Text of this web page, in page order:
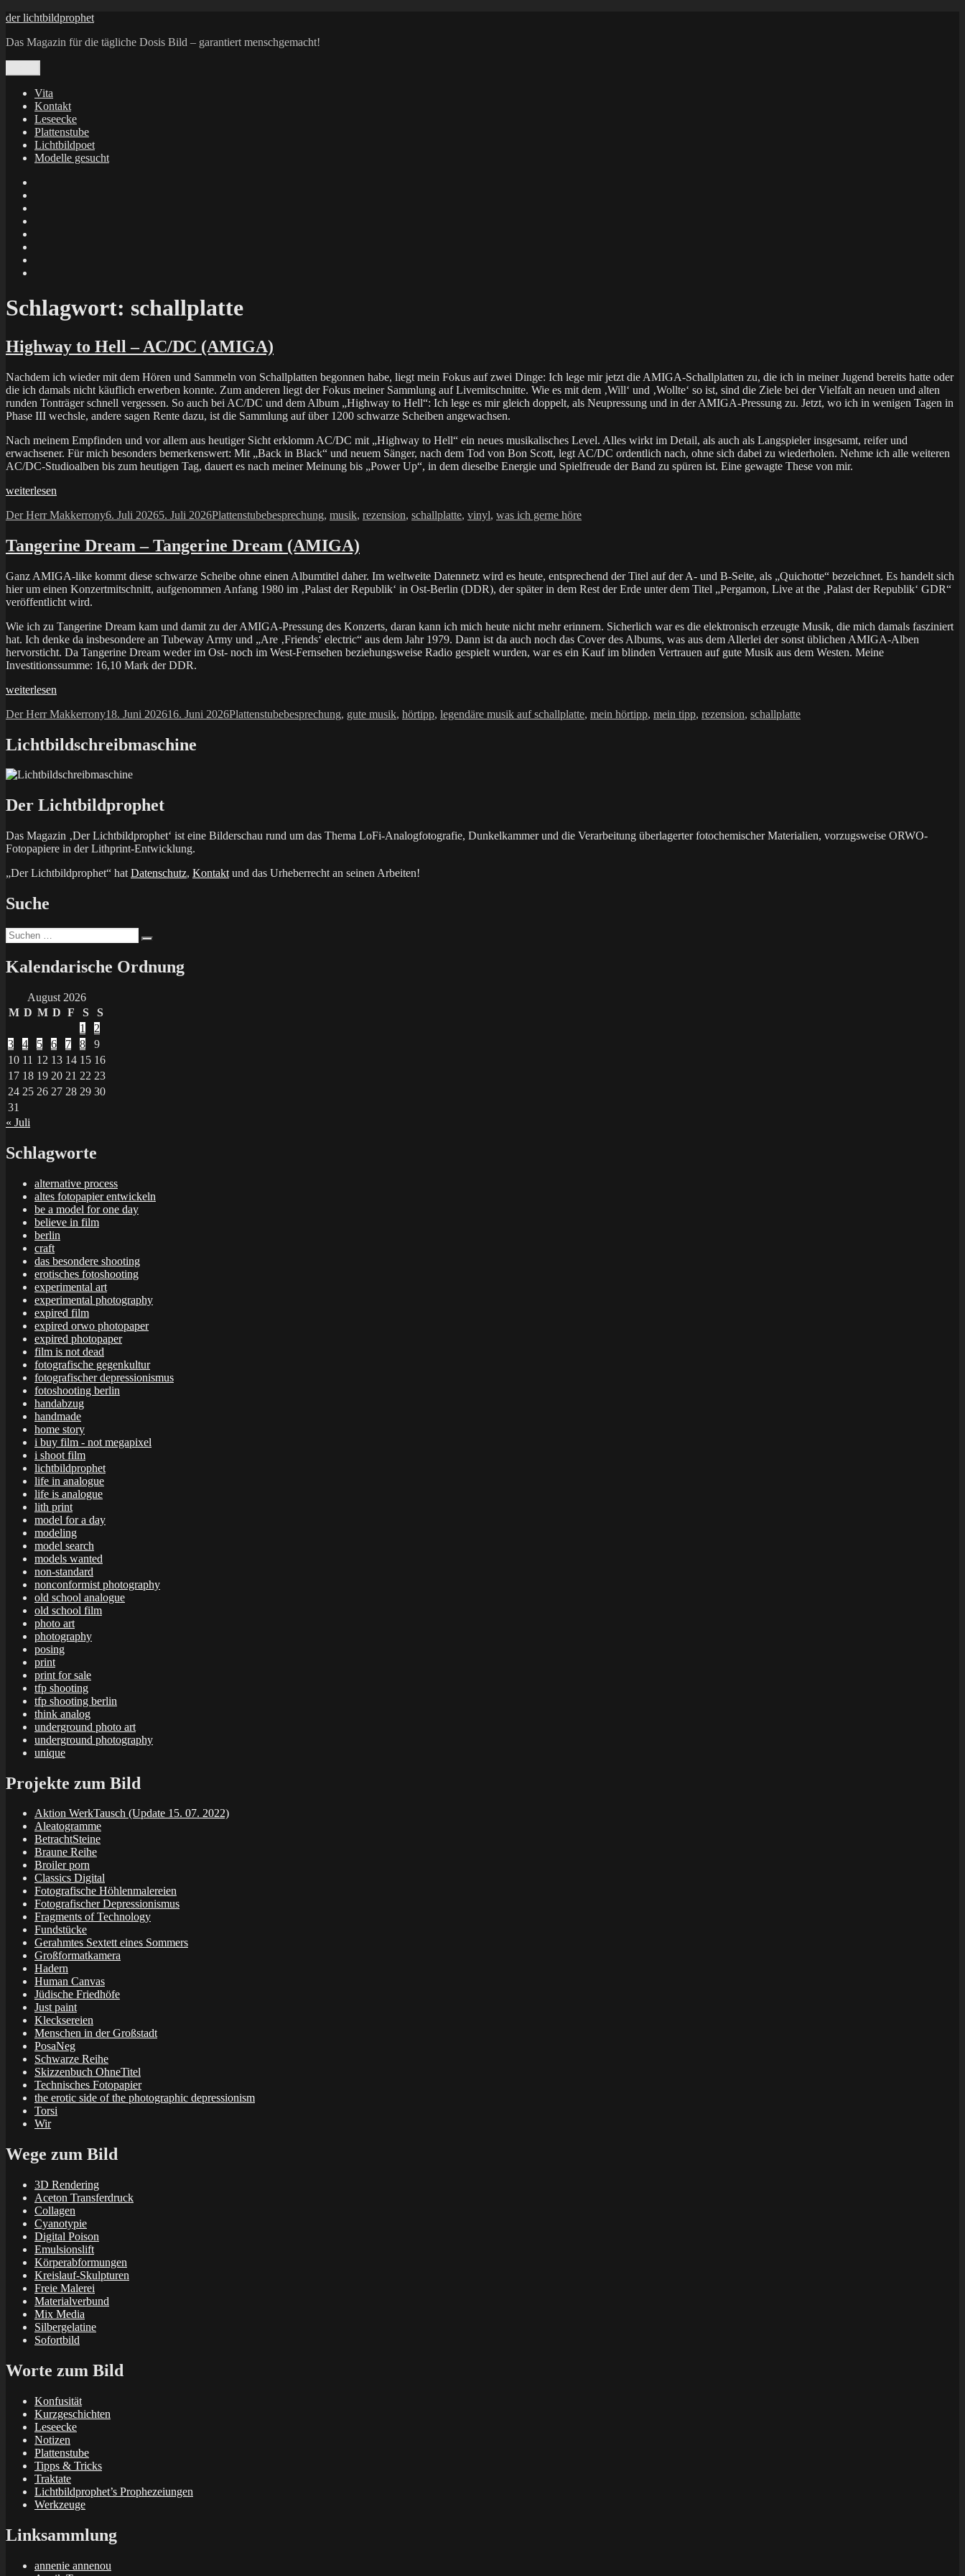
Zum
springen
der lichtbildprophet
Das Magazin für die tägliche Dosis Bild – garantiert menschgemacht!
Vita
Kontakt
Leseecke
Plattenstube
Lichtbildpoet
Modelle gesucht
X
Schlagwort: schallplatte
Highway to Hell – AC/DC (AMIGA)
Nachdem ich wieder mit dem Hören und Sammeln von Schallplatten begonnen habe, liegt mein Fokus auf zwei Dinge: Ich lege mir jetzt die AMIGA-Schallplatten zu, die ich in meiner Jugend bereits hatte oder
die ich damals nicht käuflich erwerben konnte. Zum anderen liegt der Fokus meiner Sammlung auf Livemitschnitte. Wie es mit dem ‚Will‘ und ‚Wollte‘ so ist, sind die Ziele bei der Vielfalt an neuen und alten
runden Tonträger schnell vergessen. So auch bei AC/DC und dem Album „Highway to Hell“: Ich lege es mir gleich doppelt, als Neupressung und in der AMIGA-Pressung zu. Jetzt, wo ich in wenigen Tagen in
Phase III wechsle, andere sagen Rente dazu, ist die Sammlung auf über 1200 schwarze Scheiben angewachsen.
Nach meinem Empfinden und vor allem aus heutiger Sicht erklomm AC/DC mit „Highway to Hell“ ein neues musikalisches Level. Alles wirkt im Detail, als auch als Langspieler insgesamt, reifer und
erwachsener. Für mich besonders bemerkenswert: Mit „Back in Black“ und neuem Sänger, nach dem Tod von Bon Scott, legt AC/DC ordentlich nach, ohne sich dabei zu wiederholen. Nehme ich alle weiteren
AC/DC-Studioalben bis zum heutigen Tag, dauert es nach meiner Meinung bis „Power Up“, in dem dieselbe Energie und Spielfreude der Band zu spüren ist. Eine gewagte These von mir.
„Highway
Hell
AC/DC
(AMIGA)“
weiterlesen
Autor
Der Herr MakkerronyVeröffentlicht
6. Juli 20265. Juli 2026Kategorien
PlattenstubeSchlagwörter
besprechung, musik, rezension, schallplatte, vinyl, was ich gerne höre
Tangerine Dream – Tangerine Dream (AMIGA)
Ganz AMIGA-like kommt diese schwarze Scheibe ohne einen Albumtitel daher. Im weltweite Datennetz wird es heute, entsprechend der Titel auf der A- und B-Seite, als „Quichotte“ bezeichnet. Es handelt sich
hier um einen Konzertmitschnitt, aufgenommen Anfang 1980 im ‚Palast der Republik‘ in Ost-Berlin (DDR), der später in dem Rest der Erde unter dem Titel „Pergamon, Live at the ‚Palast der Republik‘ GDR“
veröffentlicht wird.
Wie ich zu Tangerine Dream kam und damit zu der AMIGA-Pressung des Konzerts, daran kann ich mich heute nicht mehr erinnern. Sicherlich war es die elektronisch erzeugte Musik, die mich damals fasziniert
hat. Ich denke da insbesondere an Tubeway Army und „Are ‚Friends‘ electric“ aus dem Jahr 1979. Dann ist da auch noch das Cover des Albums, was aus dem Allerlei der sonst üblichen AMIGA-Alben
hervorsticht. Da Tangerine Dream weder im Ost- noch im West-Fernsehen beziehungsweise Radio gespielt wurden, war es ein Kauf im blinden Vertrauen auf gute Musik aus dem Westen. Meine
Investitionssumme: 16,10 Mark der DDR.
„Tangerine
–
Dream
(AMIGA)“
weiterlesen
Autor
Der Herr MakkerronyVeröffentlicht
18. Juni 202616. Juni 2026Kategorien
PlattenstubeSchlagwörter
besprechung, gute musik, hörtipp, legendäre musik auf schallplatte, mein hörtipp, mein tipp, rezension, schallplatte
Lichtbildschreibmaschine
Der Lichtbildprophet
Das Magazin ‚Der Lichtbildprophet‘ ist eine Bilderschau rund um das Thema LoFi-Analogfotografie, Dunkelkammer und die Verarbeitung überlagerter fotochemischer Materialien, vorzugsweise ORWO-
Fotopapiere in der Lithprint-Entwicklung.
„Der Lichtbildprophet“ hat Datenschutz, Kontakt und das Urheberrecht an seinen Arbeiten!
Suche
Suchen
nach:
Kalendarische Ordnung
August 2026
M D M D F S
S
1
2
3
4 5 6 7 8
9
10 11 12 13 14 15 16
17 18 19 20 21 22 23
24 25 26 27 28 29 30
31
« Juli
Schlagworte
alternative process
altes fotopapier entwickeln
be a model for one day
believe in film
berlin
craft
das besondere shooting
erotisches fotoshooting
experimental art
experimental photography
expired film
expired orwo photopaper
expired photopaper
film is not dead
fotografische gegenkultur
fotografischer depressionismus
fotoshooting berlin
handabzug
handmade
home story
i buy film - not megapixel
i shoot film
lichtbildprophet
life in analogue
life is analogue
lith print
model for a day
modeling
model search
models wanted
non-standard
nonconformist photography
old school analogue
old school film
photo art
photography
posing
print
print for sale
tfp shooting
tfp shooting berlin
think analog
underground photo art
underground photography
unique
Projekte zum Bild
Aktion WerkTausch (Update 15. 07. 2022)
Aleatogramme
BetrachtSteine
Braune Reihe
Broiler porn
Classics Digital
Fotografische Höhlenmalereien
Fotografischer Depressionismus
Fragments of Technology
Fundstücke
Gerahmtes Sextett eines Sommers
Großformatkamera
Hadern
Human Canvas
Jüdische Friedhöfe
Just paint
Klecksereien
Menschen in der Großstadt
PosaNeg
Schwarze Reihe
Skizzenbuch OhneTitel
Technisches Fotopapier
the erotic side of the photographic depressionism
Torsi
Wir
Wege zum Bild
3D Rendering
Aceton Transferdruck
Collagen
Cyanotypie
Digital Poison
Emulsionslift
Körperabformungen
Kreislauf-Skulpturen
Freie Malerei
Materialverbund
Mix Media
Silbergelatine
Sofortbild
Worte zum Bild
Konfusität
Kurzgeschichten
Leseecke
Notizen
Plattenstube
Tipps & Tricks
Traktate
Lichtbildprophet’s Prophezeiungen
Werkzeuge
Linksammlung
annenie annenou